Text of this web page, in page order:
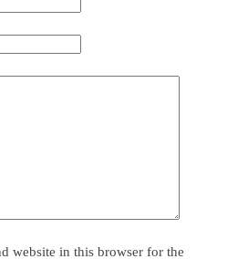
website in this browser for the